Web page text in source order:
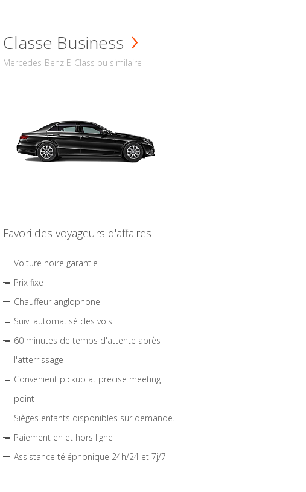
Classe Business
Mercedes-Benz E-Class ou similaire
Favori des voyageurs d'affaires
Voiture noire garantie
Prix fixe
Chauffeur anglophone
Suivi automatisé des vols
60 minutes de temps d'attente après
l'atterrissage
Convenient pickup at precise meeting
point
Sièges enfants disponibles sur demande.
Paiement en et hors ligne
Assistance téléphonique 24h/24 et 7j/7